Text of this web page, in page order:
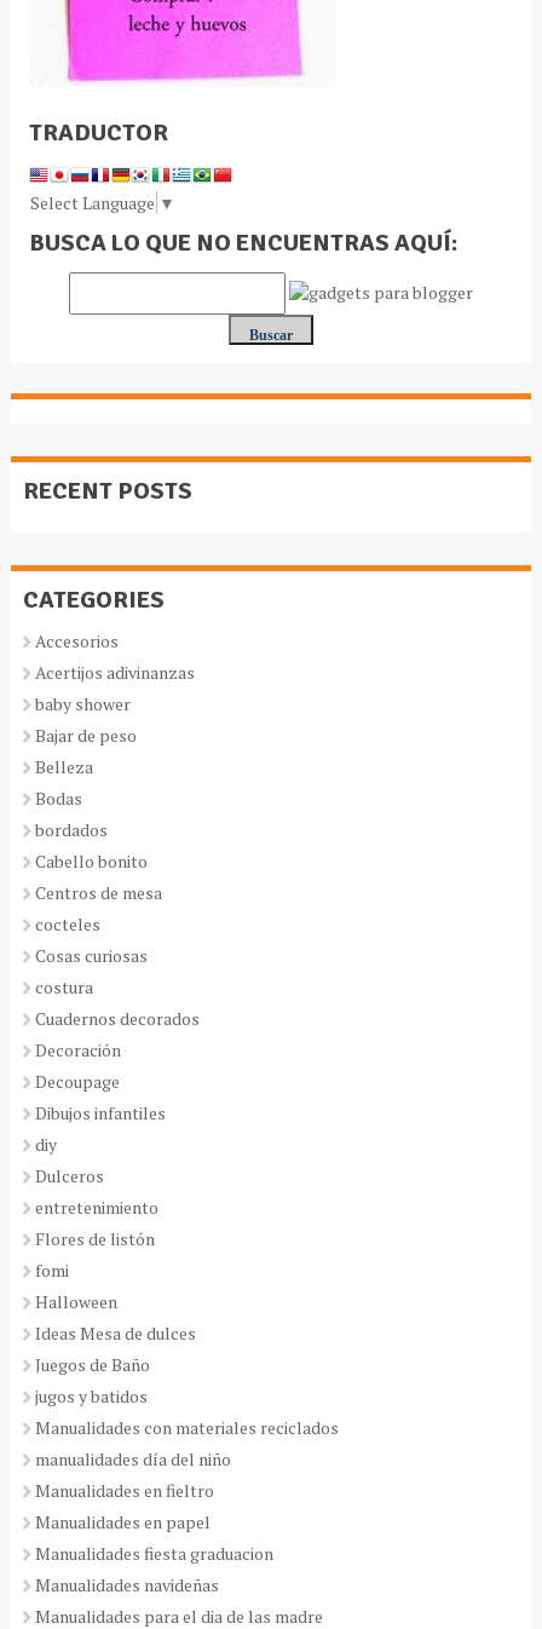
TRADUCTOR
Select Language ▼
BUSCA LO QUE NO ENCUENTRAS AQUÍ:
RECENT POSTS
CATEGORIES
Accesorios
Acertijos adivinanzas
baby shower
Bajar de peso
Belleza
Bodas
bordados
Cabello bonito
Centros de mesa
cocteles
Cosas curiosas
costura
Cuadernos decorados
Decoración
Decoupage
Dibujos infantiles
diy
Dulceros
entretenimiento
Flores de listón
fomi
Halloween
Ideas Mesa de dulces
Juegos de Baño
jugos y batidos
Manualidades con materiales reciclados
manualidades día del niño
Manualidades en fieltro
Manualidades en papel
Manualidades fiesta graduacion
Manualidades navideñas
Manualidades para el dia de las madre